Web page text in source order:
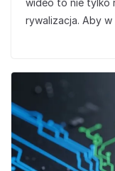
rywalizacja. Aby w